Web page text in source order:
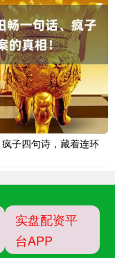
子四句诗，藏着连环
实盘配资平
台APP